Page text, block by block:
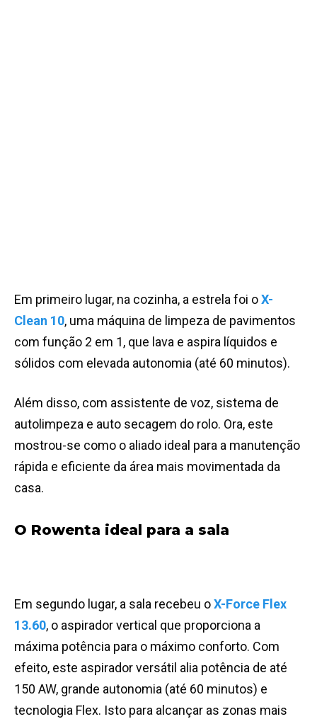
Em primeiro lugar, na cozinha, a estrela foi oX-
Clean 10, uma máquina de limpeza de pavimentos
com função 2 em 1, que lava e aspira líquidos e
sólidos com elevada autonomia (até 60 minutos).
Além disso, com assistente de voz, sistema de
autolimpeza e auto secagem do rolo. Ora, este
mostrou-se como o aliado ideal para a manutenção
rápida e eficiente da área mais movimentada da
casa.
O Rowenta ideal para a sala
Em segundo lugar, a sala recebeu oX-Force Flex
13.60, o aspirador vertical que proporciona a
máxima potência para o máximo conforto. Com
efeito, este aspirador versátil alia potência de até
150 AW, grande autonomia (até 60 minutos) e
tecnologia Flex. Isto para alcançar as zonas mais